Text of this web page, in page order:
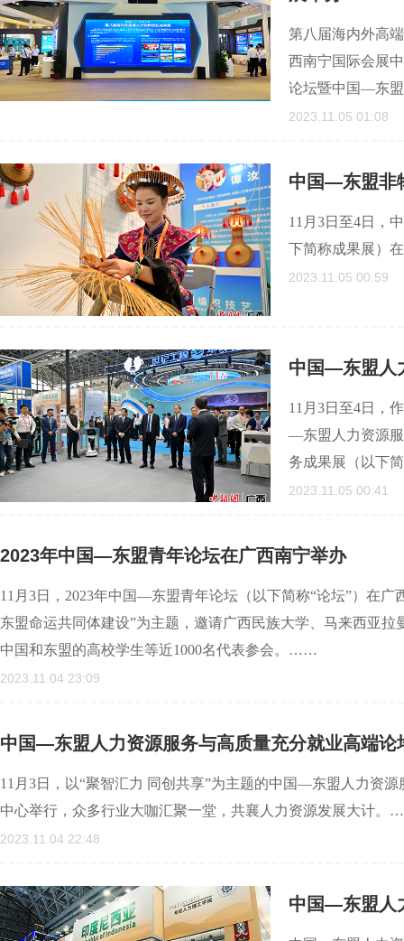
第八届海内外高
西南宁国际会展
论坛暨中国—东
2023.11.05 01:08
中国—东盟非
11月3日至4日，
下简称成果展）
2023.11.05 00:59
中国—东盟人
11月3日至4日，
—东盟人力资源
务成果展（以下
2023.11.05 00:41
2023年中国—东盟青年论坛在广西南宁举办
11月3日，2023年中国—东盟青年论坛（以下简称“论坛”）在
东盟命运共同体建设”为主题，邀请广西民族大学、马来西亚
中国和东盟的高校学生等近1000名代表参会。……
2023.11.04 23:09
中国—东盟人力资源服务与高质量充分就业高端论
11月3日，以“聚智汇力 同创共享”为主题的中国—东盟人力资
中心举行，众多行业大咖汇聚一堂，共襄人力资源发展大计
2023.11.04 22:48
中国—东盟人